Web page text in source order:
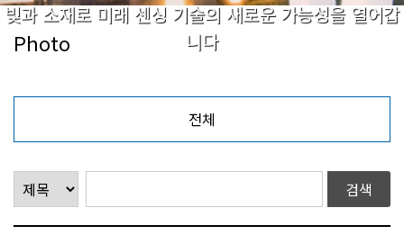
빛과 소재로 미래 센싱 기술의 새로운 가능성을 열어갑
니다
Photo
전체